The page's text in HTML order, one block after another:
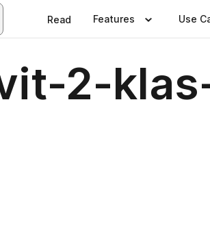
Read Features Use
2-